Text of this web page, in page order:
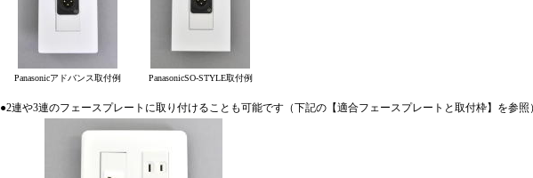
Panasonicアドバンス取付例 PanasonicSO-STYLE取付例
●2連や3連のフェースプレートに取り付けることも可能です（下記の【適合フェースプレートと取付枠】を参照